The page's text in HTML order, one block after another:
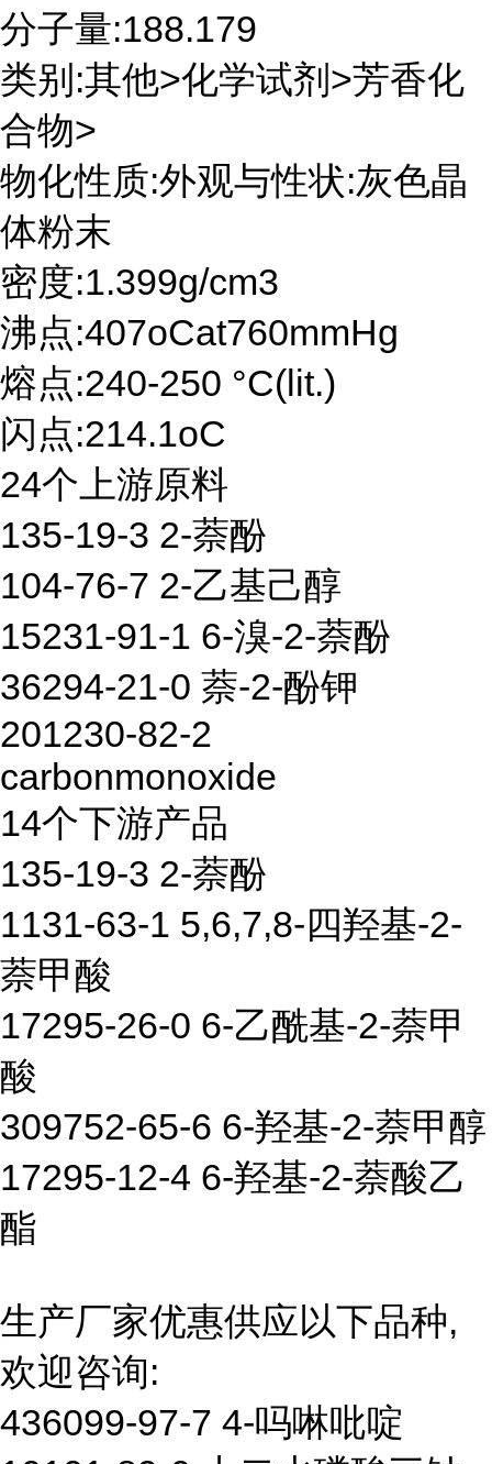
分子量:188.179
类别:其他>化学试剂>芳香化
合物>
物化性质:外观与性状:灰色晶
体粉末
密度:1.399g/cm3
沸点:407oCat760mmHg
熔点:240-250 °C(lit.)
闪点:214.1oC
24个上游原料
135-19-3 2-萘酚
104-76-7 2-乙基己醇
15231-91-1 6-溴-2-萘酚
36294-21-0 萘-2-酚钾
201230-82-2
carbonmonoxide
14个下游产品
135-19-3 2-萘酚
1131-63-1 5,6,7,8-四羟基-2-
萘甲酸
17295-26-0 6-乙酰基-2-萘甲
酸
309752-65-6 6-羟基-2-萘甲醇
17295-12-4 6-羟基-2-萘酸乙
酯
生产厂家优惠供应以下品种,
欢迎咨询:
436099-97-7 4-吗啉吡啶